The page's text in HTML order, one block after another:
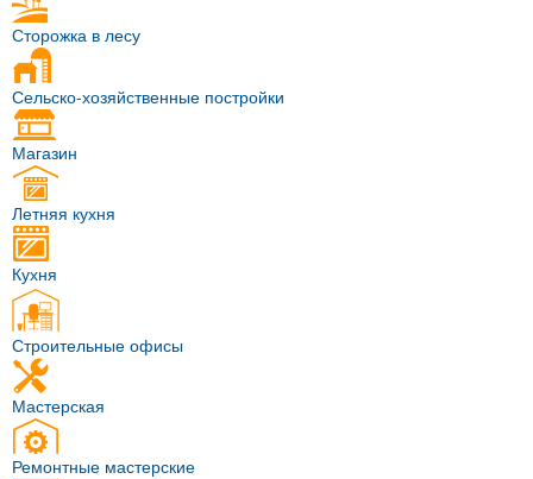
Сторожка в лесу
Сельско-хозяйственные постройки
Магазин
Летняя кухня
Кухня
Строительные офисы
Мастерская
Ремонтные мастерские